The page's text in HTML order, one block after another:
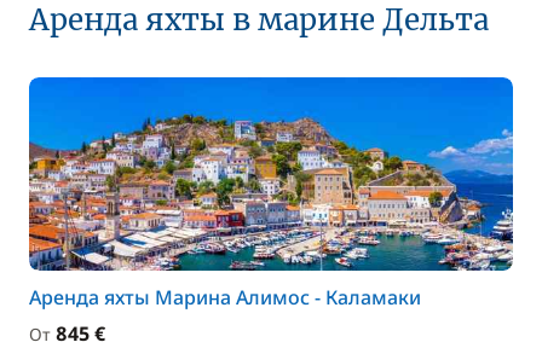
Аренда яхты в марине Дельта
Аренда яхты Марина Алимос - Каламаки
От 845 €